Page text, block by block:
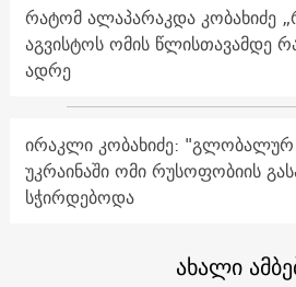
რატომ ალაპარაკდა კობახიძე
აგვისტოს ომის წლისთავამდე
ადრე
ირაკლი კობახიძე: "გლობალურ
უკრაინაში ომი რუსოფობიის
სჭირდებოდა
ახალი